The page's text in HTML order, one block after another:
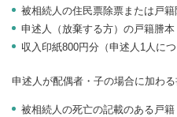
被相続人の住民票除票または戸籍
申述人（放棄する方）の戸籍謄本
収入印紙800円分（申述人1人に
申述人が配偶者・子の場合に加わ
被相続人の死亡の記載のある戸